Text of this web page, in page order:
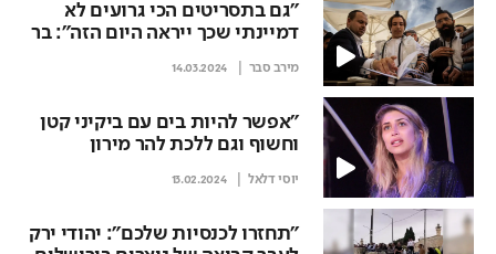
"גם בתסריטים הכי גרועים לא
דמיינתי שכך ייראה היום הזה": בר
החטופה התקיים ברחבת הכותל
מירב סבר 14.03.2024
"אפשר להיות בים עם ביקיני קטן
וחשוף וגם ללכת להר מירון
יוסי דלאל 13.02.2024
"תחזרו לכנסיות שלכם": יהודי ירק